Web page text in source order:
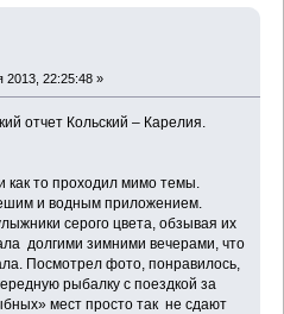
2013, 22:25:48 »
отчет Кольский – Карелия.
то проходил мимо темы.
и водным приложением.
серого цвета, обзывая их
долгими зимними вечерами, что
Посмотрел фото, понравилось,
рыбалку с поездкой за
мест просто так не сдают